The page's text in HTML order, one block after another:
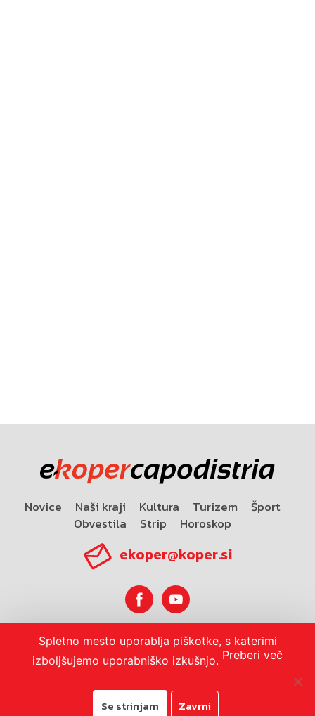
Novice Naši kraji Kultura Turizem
Šport
Obvestila
Strip Horoskop
ekoper@koper.si
Horoskop
Spletno mesto uporablja piškotke, s katerimi
izboljšujemo uporabniško izkušnjo. Preberi več
Se strinjam Zavrni